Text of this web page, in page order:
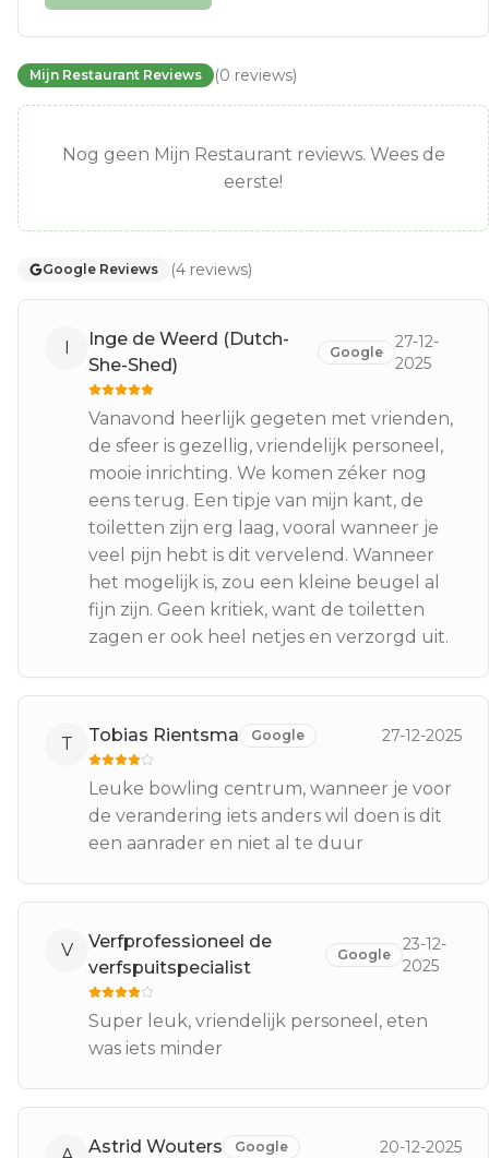
Mijn Restaurant Reviews (0 reviews)
Nog geen Mijn Restaurant reviews. Wees de
eerste!
Google Reviews (4 reviews)
I
Inge de Weerd (Dutch-
She-Shed)
Google
27-12-
2025
Vanavond heerlijk gegeten met vrienden,
de sfeer is gezellig, vriendelijk personeel,
mooie inrichting. We komen zéker nog
eens terug. Een tipje van mijn kant, de
toiletten zijn erg laag, vooral wanneer je
veel pijn hebt is dit vervelend. Wanneer
het mogelijk is, zou een kleine beugel al
fijn zijn. Geen kritiek, want de toiletten
zagen er ook heel netjes en verzorgd uit.
T Tobias Rientsma Google 27-12-2025
Leuke bowling centrum, wanneer je voor
de verandering iets anders wil doen is dit
een aanrader en niet al te duur
V
Verfprofessioneel de
verfspuitspecialist
Google
23-12-
2025
Super leuk, vriendelijk personeel, eten
was iets minder
Astrid Wouters Google 20-12-2025